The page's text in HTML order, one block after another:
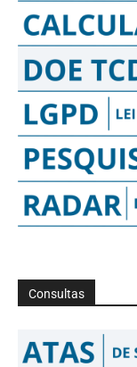
Consultas